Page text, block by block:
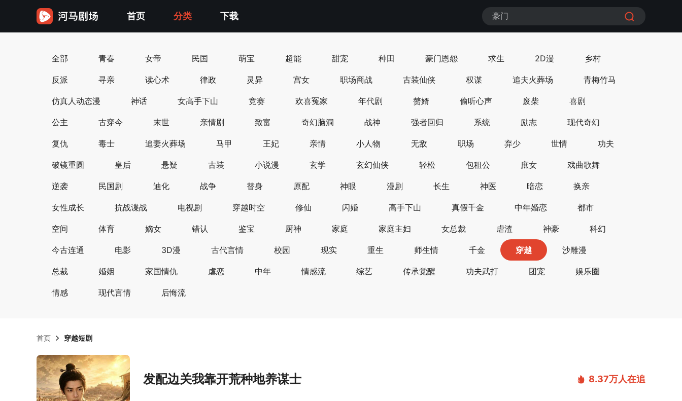
首页 分类 下载
都市
豪门
全部 青春 女帝 民国 萌宝 超能 甜宠 种田 豪门恩怨 求生 2D漫 乡村
反派 寻亲 读心术 律政 灵异 宫女 职场商战 古装仙侠 权谋 追夫火葬场 青梅竹马
仿真人动态漫 神话 女高手下山 竞赛 欢喜冤家 年代剧 赘婿 偷听心声 废柴 喜剧
公主 古穿今 末世 亲情剧 致富 奇幻脑洞 战神 强者回归 系统 励志 现代奇幻
复仇 毒士 追妻火葬场 马甲 王妃 亲情 小人物 无敌 职场 弃少 世情 功夫
破镜重圆 皇后 悬疑 古装 小说漫 玄学 玄幻仙侠 轻松 包租公 庶女 戏曲歌舞
逆袭 民国剧 迪化 战争 替身 原配 神眼 漫剧 长生 神医 暗恋 换亲
女性成长 抗战谍战 电视剧 穿越时空 修仙 闪婚 高手下山 真假千金 中年婚恋 都市
空间 体育 嫡女 错认 鉴宝 厨神 家庭 家庭主妇 女总裁 虐渣 神豪 科幻
今古连通 电影 3D漫 古代言情 校园 现实 重生 师生情 千金 穿越 沙雕漫
总裁 婚姻 家国情仇 虐恋 中年 情感流 综艺 传承觉醒 功夫武打 团宠 娱乐圈
情感 现代言情 后悔流
首页 穿越短剧
发配边关我靠开荒种地养谋士 8.37万人在追